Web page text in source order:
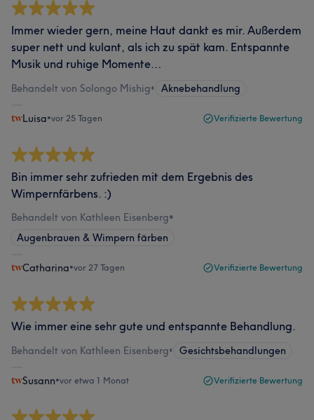
Immer wieder gern, meine Haut dankt es mir. Außerdem
super nett und kulant, als ich zu spät kam. Entspannte
Musik und ruhige Momente…
Behandelt von Solongo Mishig• Aknebehandlung
Luisa•vor 25 Tagen Verifizierte Bewertung
Bin immer sehr zufrieden mit dem Ergebnis des
Wimpernfärbens. :)
Behandelt von Kathleen Eisenberg•
Augenbrauen & Wimpern färben
Catharina•vor 27 Tagen Verifizierte Bewertung
Wie immer eine sehr gute und entspannte Behandlung.
Behandelt von Kathleen Eisenberg• Gesichtsbehandlungen
Susann•vor etwa 1 Monat Verifizierte Bewertung